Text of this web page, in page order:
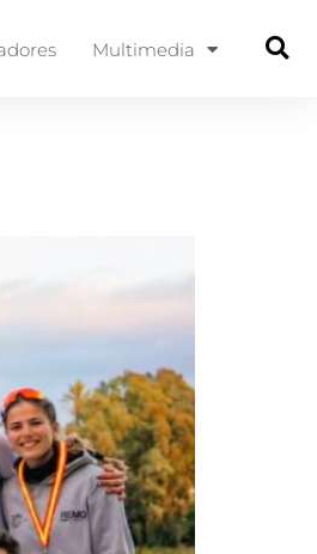
Multimedia